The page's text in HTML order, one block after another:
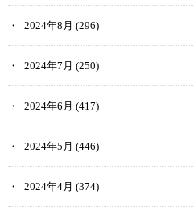
2024年8月 (296)
2024年7月 (250)
2024年6月 (417)
2024年5月 (446)
2024年4月 (374)